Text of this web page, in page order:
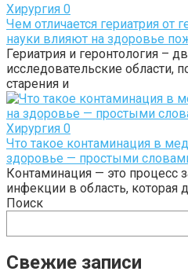
Хирургия 0
Чем отличается гериатрия от
науки влияют на здоровье
Гериатрия и геронтология –
исследовательские
старения и
Хирургия 0
Что такое контаминация в
здоровье — простыми
Контаминация — это процесс
инфекции в область, которая
Поиск
Свежие записи